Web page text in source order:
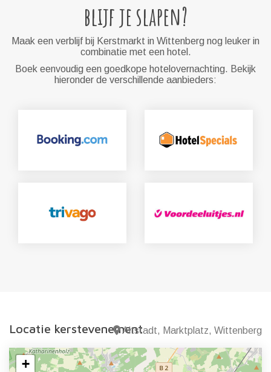
blijf je slapen?
Maak een verblijf bij Kerstmarkt in Wittenberg nog leuker in
combinatie met een hotel.
Boek eenvoudig een goedkope hotelovernachting. Bekijk
hieronder de verschillende aanbieders:
Locatie kerstevenementAltstadt, Marktplatz, Wittenberg
+